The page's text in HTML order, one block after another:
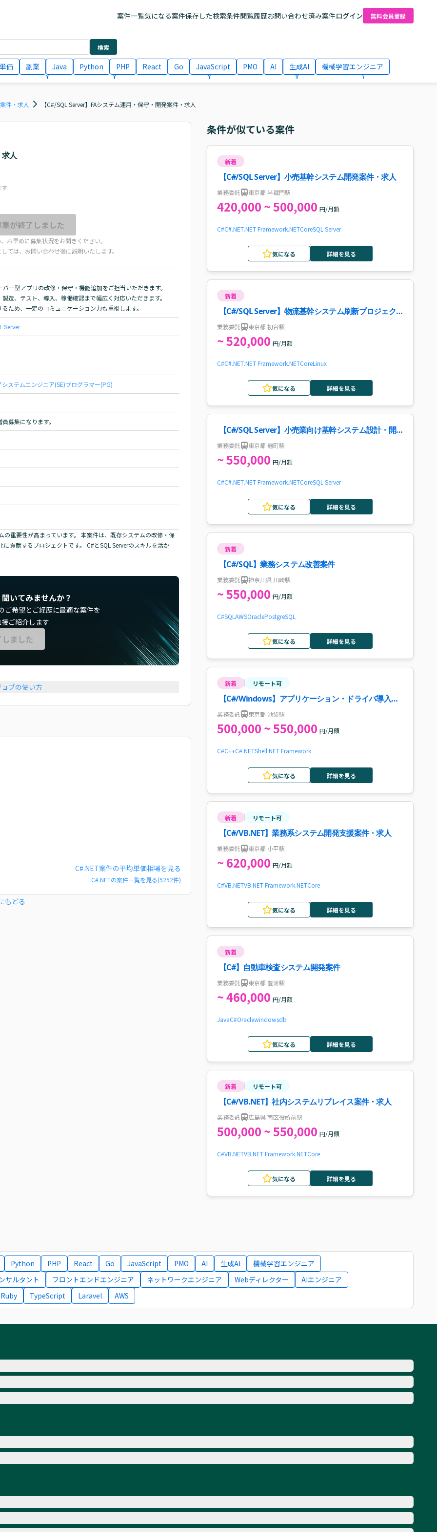
案件一覧気になる案件保存した検索条件閲覧履歴お問い合わせ済み案件ログイン 無料会員登録
検索
価 副業 Java Python PHP React Go JavaScript PMO AI 生成AI
機械学習エンジニア
月収100万円 業務委託
件・求人 【C#/SQL Server】FAシステム運用・保守・開発案件・求人
人
す
が終了しました
お早めに募集状況をお聞きください。
ては、お問い合わせ後に説明いたします。
ー型アプリの改修・保守・機能追加をご担当いただきます。
造、テスト、導入、稼働確認まで幅広く対応いただきます。
ため、一定のコミュニケーション力も重視します。
Server
システムエンジニア(SE)プログラマー(PG)
募集になります。
重要性が高まっています。 本案件は、既存システムの改修・保
貢献するプロジェクトです。 C#とSQL Serverのスキルを活か
いてみませんか？
ご希望とご経歴に最適な案件を
ご紹介します
ました
ブの使い方
C#.NET案件の平均単価相場を見る
C#.NETの案件一覧を見る(5252件)
もどる
条件が似ている案件
新着
【C#/SQL Server】小売基幹システム開発案件・求人
業務委託 東京都 半蔵門駅
420,000 ~ 500,000 円/月額
C#C#.NET.NET Framework.NETCoreSQL Server
気になる 詳細を見る
新着
【C#/SQL Server】物流基幹システム刷新プロジェク
ト案件・求人
業務委託 東京都 初台駅
~ 520,000 円/月額
C#C#.NET.NET Framework.NETCoreLinux
気になる 詳細を見る
【C#/SQL Server】小売業向け基幹システム設計・開
発案件・求人
業務委託 東京都 麹町駅
~ 550,000 円/月額
C#C#.NET.NET Framework.NETCoreSQL Server
気になる 詳細を見る
新着
【C#/SQL】業務システム改善案件
業務委託 神奈川県 川崎駅
~ 550,000 円/月額
C#SQL AWSOraclePostgreSQL
気になる 詳細を見る
新着 リモート可
【C#/Windows】アプリケーション・ドライバ導入・
保守案件
業務委託 東京都 池袋駅
500,000 ~ 550,000 円/月額
C#C++C#.NETShell.NET Framework
気になる 詳細を見る
新着 リモート可
【C#/VB.NET】業務系システム開発支援案件・求人
業務委託 東京都 小平駅
~ 620,000 円/月額
C#VB.NETVB.NET Framework.NETCore
気になる 詳細を見る
新着
【C#】自動車検査システム開発案件
業務委託 東京都 豊洲駅
~ 460,000 円/月額
JavaC#Oraclewindowsdb
気になる 詳細を見る
新着 リモート可
【C#/VB.NET】社内システムリプレイス案件・求人
業務委託 広島県 南区役所前駅
500,000 ~ 550,000 円/月額
C#VB.NETVB.NET Framework.NETCore
気になる 詳細を見る
Python PHP React Go JavaScript PMO AI 生成AI
機械学習エンジニア
サルタント
フロントエンドエンジニア ネットワークエンジニア Webディレクター
AIエンジニア
Ruby
TypeScript Laravel AWS